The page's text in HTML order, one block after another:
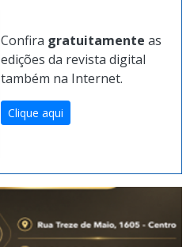
Confiragratuitamente
edições da revista digital
Clique aqui